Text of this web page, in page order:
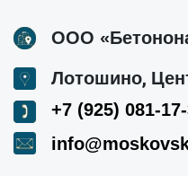
ООО
Лотошино,
+7 (925) 081-